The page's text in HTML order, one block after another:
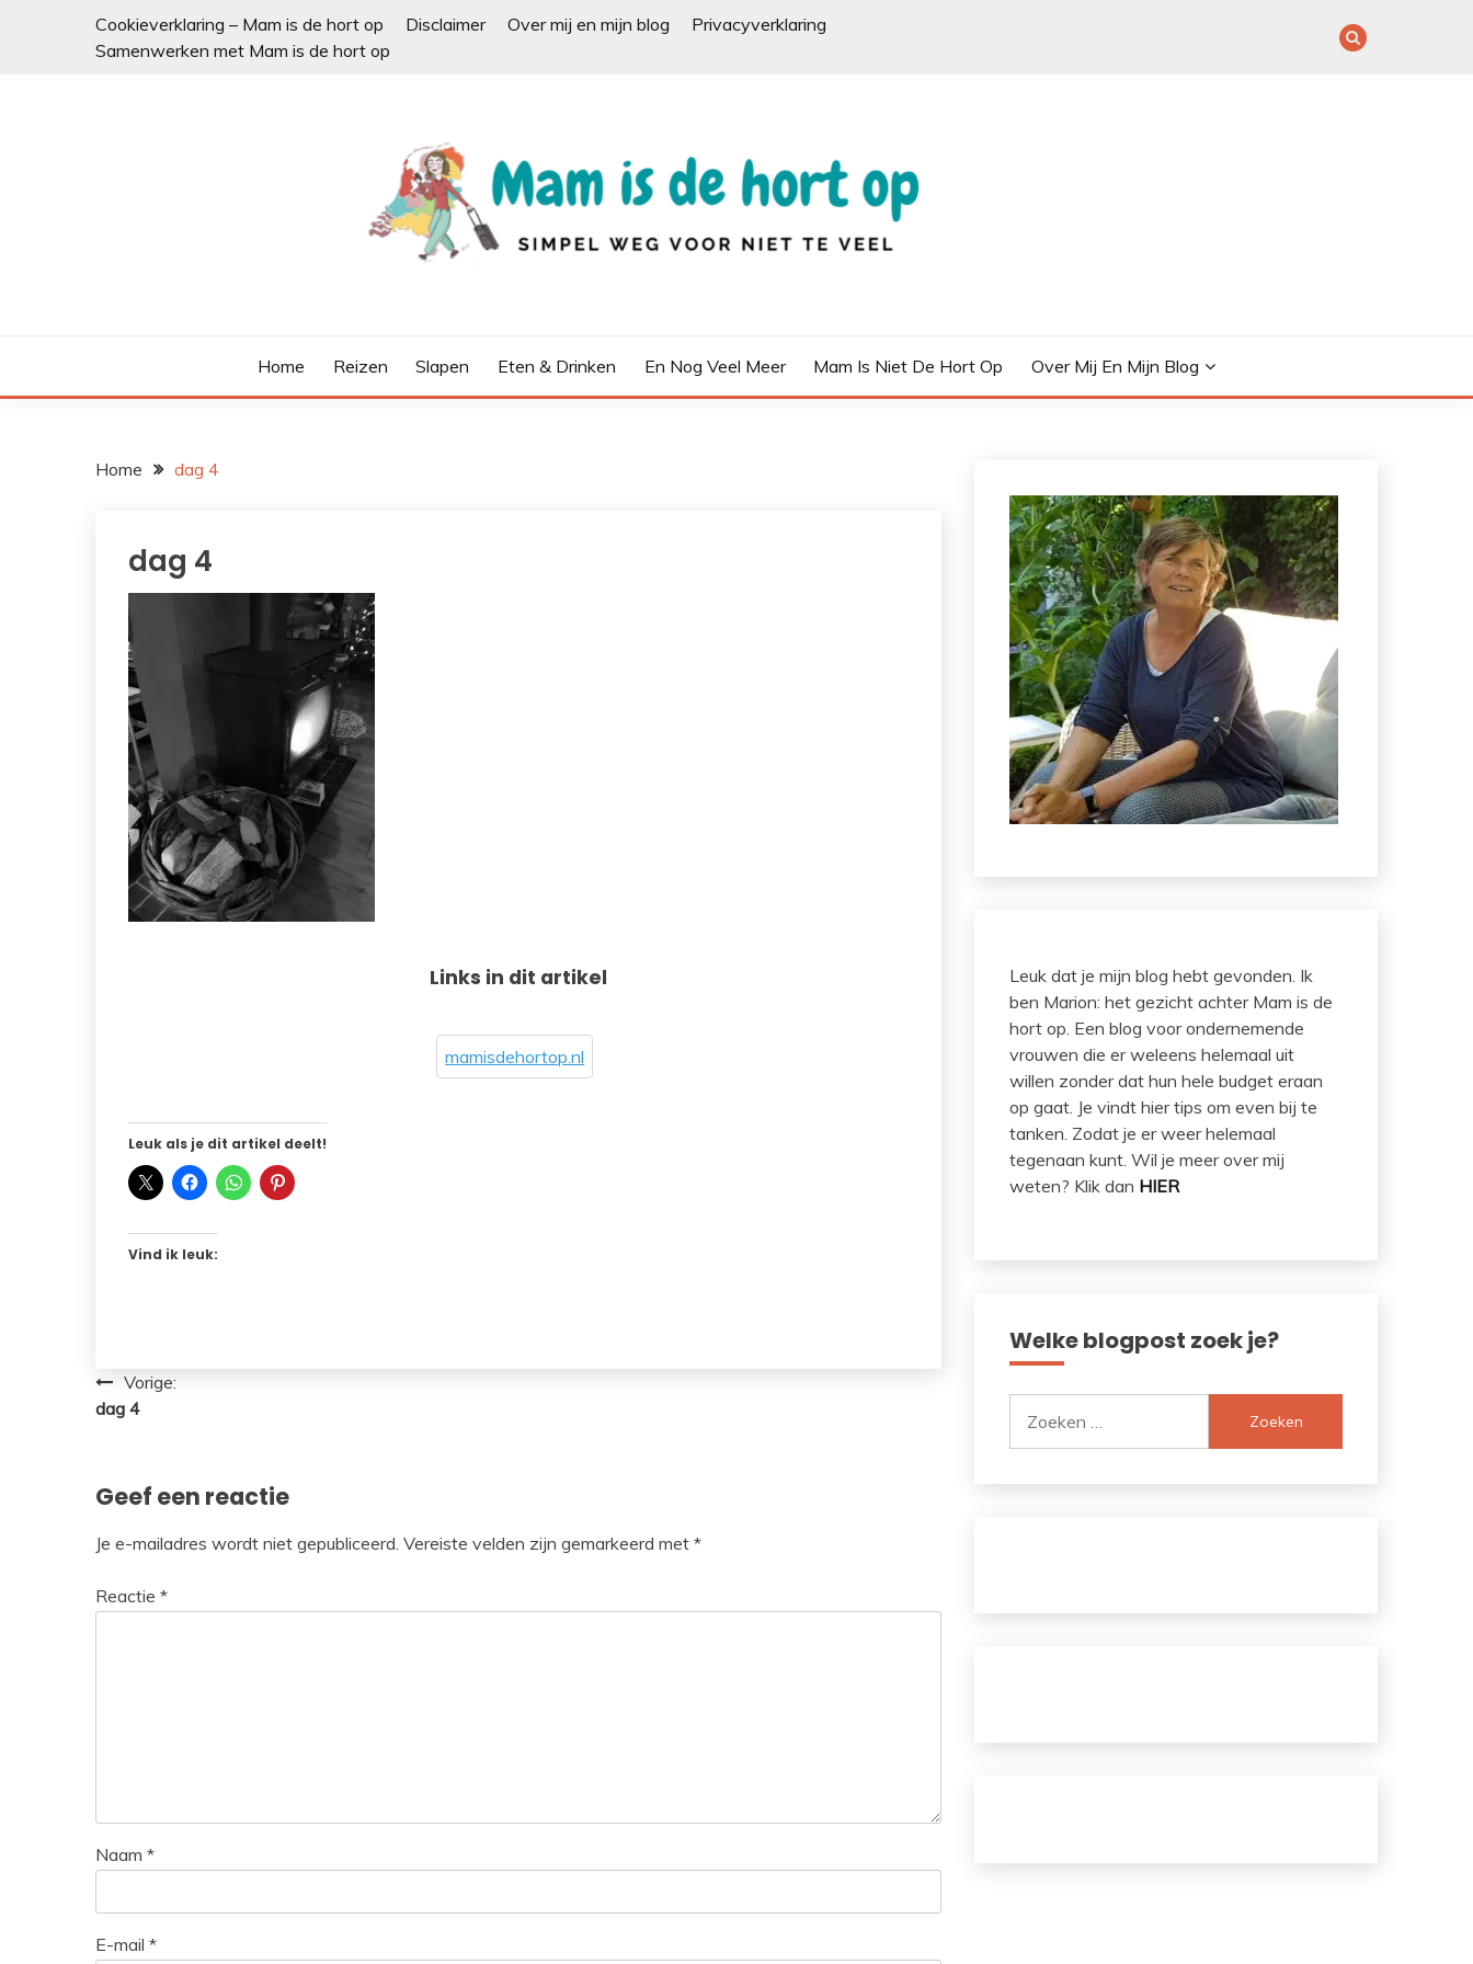
Cookieverklaring – Mam is de hort op Disclaimer Over mij en mijn blog
Privacyverklaring
Samenwerken met Mam is de hort op
Home Reizen Slapen Eten & Drinken En Nog Veel Meer Mam Is Niet De Hort Op Over Mij En Mijn Blog
Home dag 4
dag 4
Links in dit artikel
mamisdehortop.nl
Leuk als je dit artikel deelt!
Vind ik leuk:
Bericht
navigatie
Vorige:
dag 4
Geef een reactie
Je e-mailadres wordt niet gepubliceerd. Vereiste velden zijn gemarkeerd met *
Reactie *
Naam *
E-mail *
Leuk dat je mijn blog hebt gevonden. Ik
ben Marion: het gezicht achter Mam is de
hort op. Een blog voor ondernemende
vrouwen die er weleens helemaal uit
willen zonder dat hun hele budget eraan
op gaat. Je vindt hier tips om even bij te
tanken. Zodat je er weer helemaal
tegenaan kunt. Wil je meer over mij
weten? Klik dan HIER
Welke blogpost zoek je?
naar: